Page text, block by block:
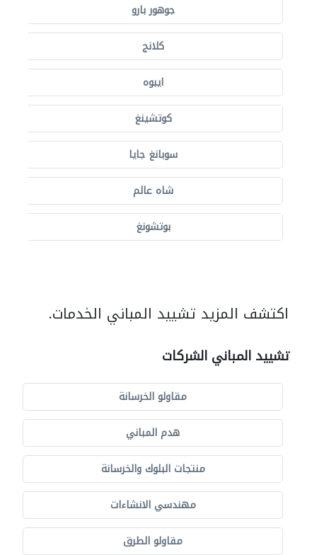
جوهور بارو
كلانج
ايبوه
كوتشينغ
سوبانغ جايا
شاه عالم
بوتشونغ
اكتشف المزيد تشييد المباني الخدمات.
تشييد المباني الشركات
مقاولو الخرسانة
هدم المباني
منتجات البلوك والخرسانة
مهندسي الانشاءات
مقاولو الطرق